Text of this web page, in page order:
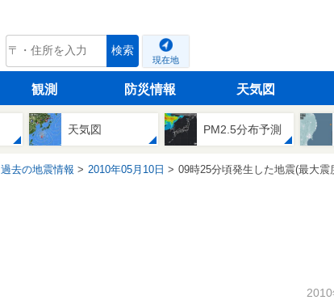
tenki.jp 検索
現在地
観測 防災情報 天気図
天気図 PM2.5分布予測
過去の地震情報 2010年05月10日 09時25分頃発生した地震(最大震